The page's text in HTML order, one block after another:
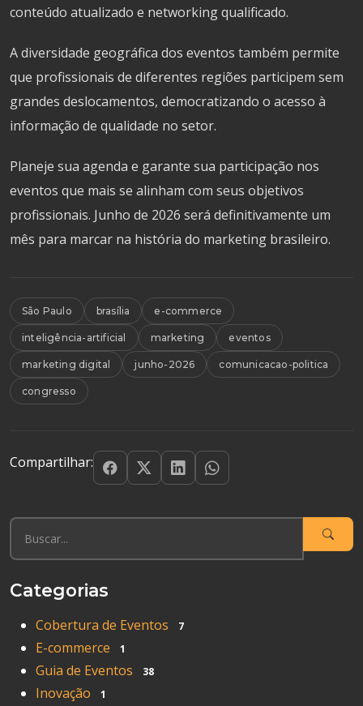
conteúdo atualizado e networking qualificado.
A diversidade geográfica dos eventos também permite
que profissionais de diferentes regiões participem sem
grandes deslocamentos, democratizando o acesso à
informação de qualidade no setor.
Planeje sua agenda e garante sua participação nos
eventos que mais se alinham com seus objetivos
profissionais. Junho de 2026 será definitivamente um
mês para marcar na história do marketing brasileiro.
São Paulo brasília e-commerce
inteligência-artificial marketing eventos
marketing digital junho-2026 comunicacao-politica
congresso
Compartilhar:
Categorias
Cobertura de Eventos 7
E-commerce 1
Guia de Eventos 38
Inovação 1